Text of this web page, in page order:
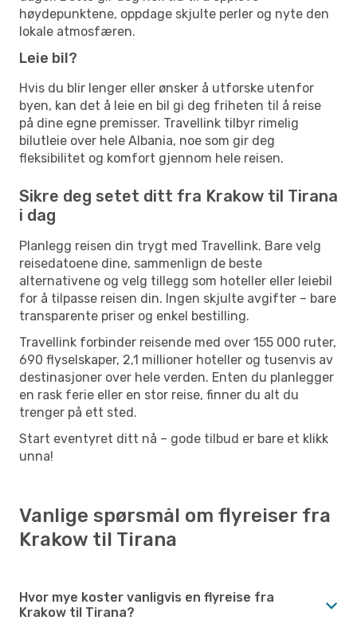
høydepunktene, oppdage skjulte perler og nyte den
lokale atmosfæren.
Leie bil?
Hvis du blir lenger eller ønsker å utforske utenfor
byen, kan det å leie en bil gi deg friheten til å reise
på dine egne premisser. Travellink tilbyr rimelig
bilutleie over hele Albania, noe som gir deg
fleksibilitet og komfort gjennom hele reisen.
Sikre deg setet ditt fra Krakow til Tirana
i dag
Planlegg reisen din trygt med Travellink. Bare velg
reisedatoene dine, sammenlign de beste
alternativene og velg tillegg som hoteller eller leiebil
for å tilpasse reisen din. Ingen skjulte avgifter – bare
transparente priser og enkel bestilling.
Travellink forbinder reisende med over 155 000 ruter,
690 flyselskaper, 2,1 millioner hoteller og tusenvis av
destinasjoner over hele verden. Enten du planlegger
en rask ferie eller en stor reise, finner du alt du
trenger på ett sted.
Start eventyret ditt nå – gode tilbud er bare et klikk
unna!
Vanlige spørsmål om flyreiser fra
Krakow til Tirana
Hvor mye koster vanligvis en flyreise fra
Krakow til Tirana?